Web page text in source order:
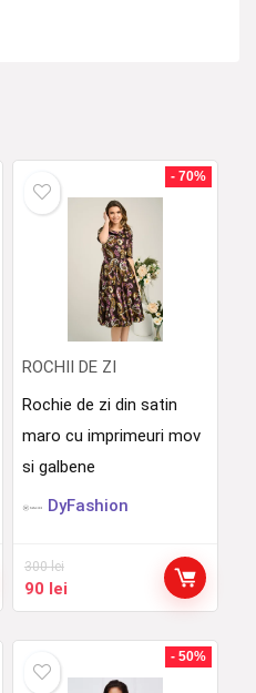
- 70%
ROCHII DE ZI
Rochie de zi din satin
maro cu imprimeuri mov
si galbene
DyFashion
300lei
Prețul
inițial
300 lei.
90 leiPrețul
curent
- 50%